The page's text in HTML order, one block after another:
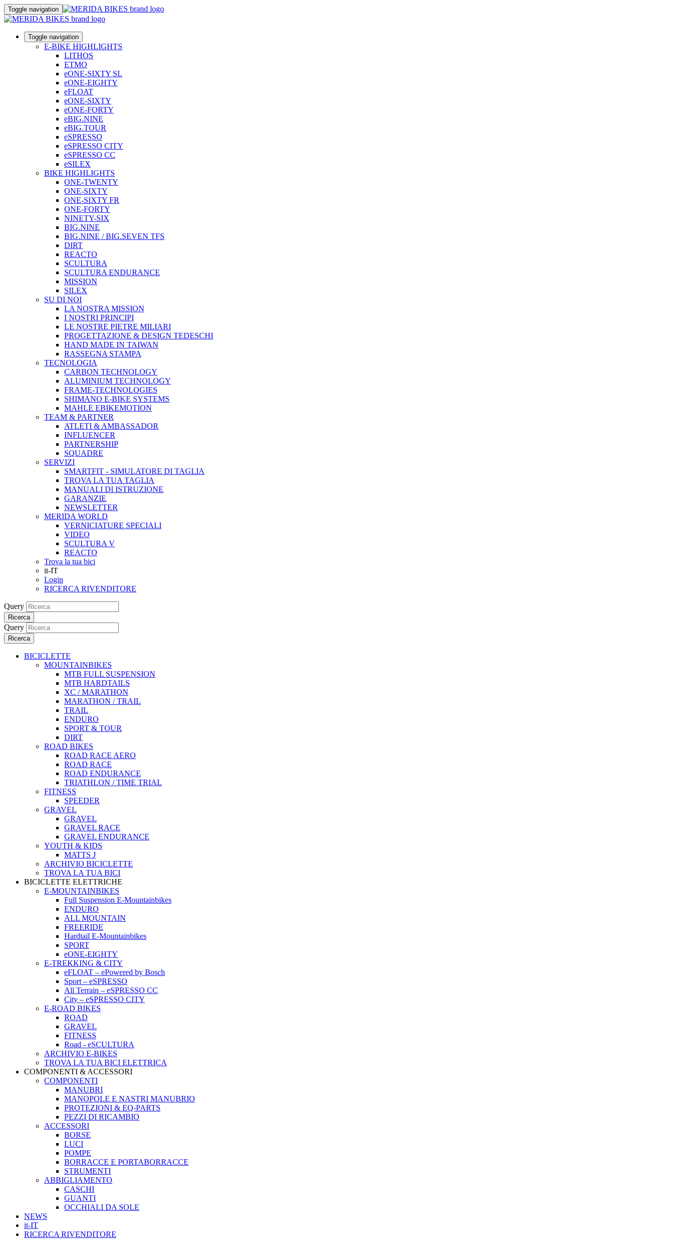
Toggle navigation
Toggle navigation
E-BIKE HIGHLIGHTS
LITHOS
ETMO
eONE-SIXTY SL
eONE-EIGHTY
eFLOAT
eONE-SIXTY
eONE-FORTY
eBIG.NINE
eBIG.TOUR
eSPRESSO
eSPRESSO CITY
eSPRESSO CC
eSILEX
BIKE HIGHLIGHTS
ONE-TWENTY
ONE-SIXTY
ONE-SIXTY FR
ONE-FORTY
NINETY-SIX
BIG.NINE
BIG.NINE / BIG.SEVEN TFS
DIRT
REACTO
SCULTURA
SCULTURA ENDURANCE
MISSION
SILEX
SU DI NOI
LA NOSTRA MISSION
I NOSTRI PRINCIPI
LE NOSTRE PIETRE MILIARI
PROGETTAZIONE & DESIGN TEDESCHI
HAND MADE IN TAIWAN
RASSEGNA STAMPA
TECNOLOGIA
CARBON TECHNOLOGY
ALUMINIUM TECHNOLOGY
FRAME-TECHNOLOGIES
SHIMANO E-BIKE SYSTEMS
MAHLE EBIKEMOTION
TEAM & PARTNER
ATLETI & AMBASSADOR
INFLUENCER
PARTNERSHIP
SQUADRE
SERVIZI
SMARTFIT - SIMULATORE DI TAGLIA
TROVA LA TUA TAGLIA
MANUALI DI ISTRUZIONE
GARANZIE
NEWSLETTER
MERIDA WORLD
VERNICIATURE SPECIALI
VIDEO
SCULTURA V
REACTO
Trova la tua bici
it-IT
Login
RICERCA RIVENDITORE
Query
Ricerca
Query
Ricerca
BICICLETTE
MOUNTAINBIKES
MTB FULL SUSPENSION
MTB HARDTAILS
XC / MARATHON
MARATHON / TRAIL
TRAIL
ENDURO
SPORT & TOUR
DIRT
ROAD BIKES
ROAD RACE AERO
ROAD RACE
ROAD ENDURANCE
TRIATHLON / TIME TRIAL
FITNESS
SPEEDER
GRAVEL
GRAVEL
GRAVEL RACE
GRAVEL ENDURANCE
YOUTH & KIDS
MATTS J
ARCHIVIO BICICLETTE
TROVA LA TUA BICI
BICICLETTE ELETTRICHE
E-MOUNTAINBIKES
Full Suspension E-Mountainbikes
ENDURO
ALL MOUNTAIN
FREERIDE
Hardtail E-Mountainbikes
SPORT
eONE-EIGHTY
E-TREKKING & CITY
eFLOAT – ePowered by Bosch
Sport – eSPRESSO
All Terrain – eSPRESSO CC
City – eSPRESSO CITY
E-ROAD BIKES
ROAD
GRAVEL
FITNESS
Road - eSCULTURA
ARCHIVIO E-BIKES
TROVA LA TUA BICI ELETTRICA
COMPONENTI & ACCESSORI
COMPONENTI
MANUBRI
MANOPOLE E NASTRI MANUBRIO
PROTEZIONI & EQ-PARTS
PEZZI DI RICAMBIO
ACCESSORI
BORSE
LUCI
POMPE
BORRACCE E PORTABORRACCE
STRUMENTI
ABBIGLIAMENTO
CASCHI
GUANTI
OCCHIALI DA SOLE
NEWS
it-IT
RICERCA RIVENDITORE